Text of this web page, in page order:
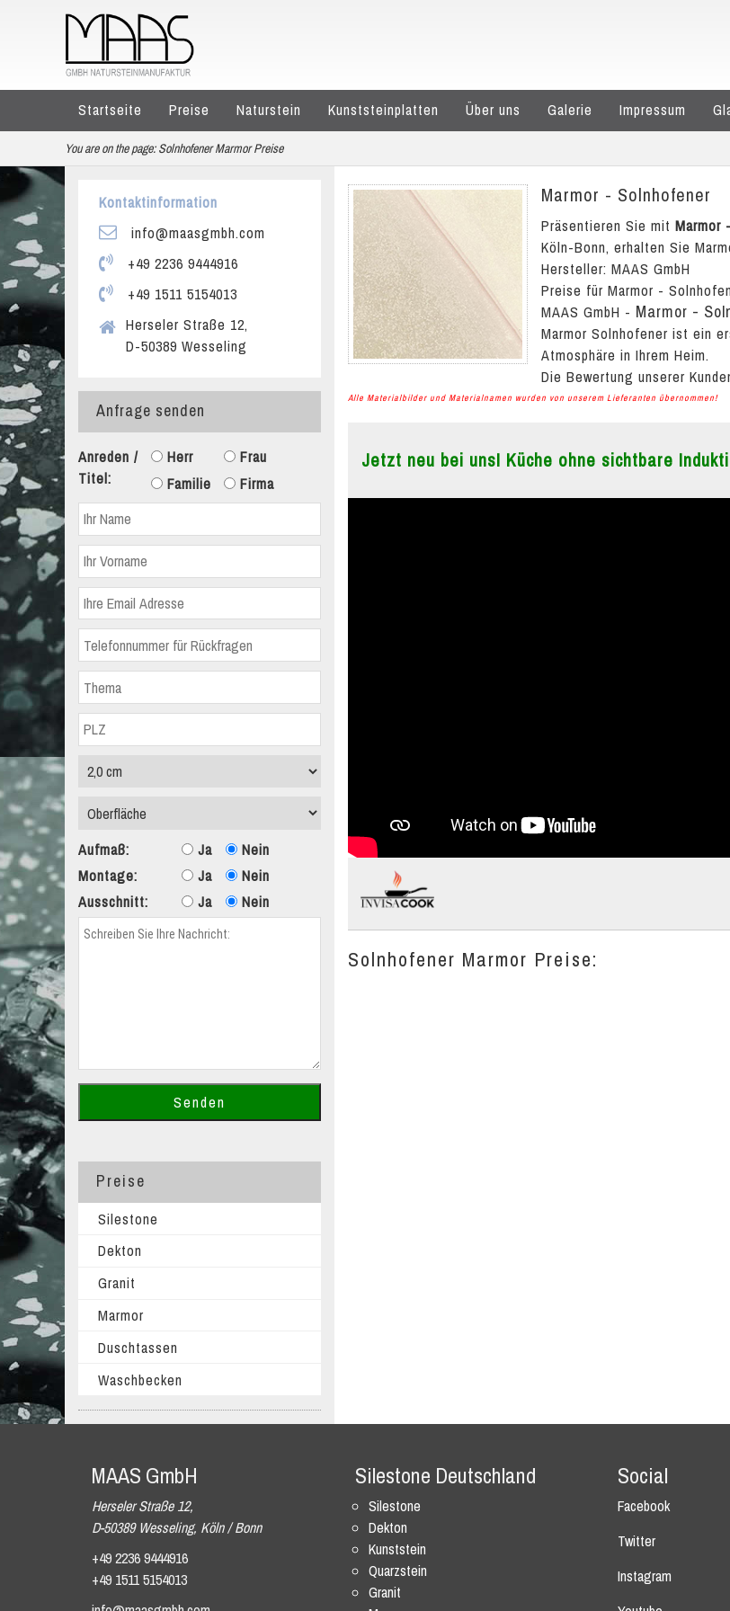
Startseite Preise Naturstein Kunststeinplatten Über uns Galerie Impressum
You are on the page: Solnhofener Marmor Preise
Marmor - Solnhofener
Präsentieren Sie mit Marmor
Köln-Bonn, erhalten Sie
Hersteller: MAAS GmbH
Preise für Marmor -
MAAS GmbH - Marmor -
Marmor Solnhofener ist ein
Atmosphäre in Ihrem Heim.
Die Bewertung unserer
Alle Materialbilder und Materialnamen wurden von unserem Lieferanten übernommen!
Jetzt neu bei uns! Küche ohne sichtbare
Solnhofener Marmor Preise:
Kontaktinformation
info@maasgmbh.com
+49 2236 9444916
+49 1511 5154013
Herseler Straße 12,
D-50389 Wesseling
Anfrage senden
Anreden /
Titel:
Herr
Frau
Familie
Firma
Aufmaß: Ja
Nein
Montage:
Ja
Nein
Ausschnitt:
Ja Nein
Preise
Silestone
Dekton
Granit
Marmor
Duschtassen
Waschbecken
MAAS GmbH
Herseler Straße 12,
D-50389 Wesseling, Köln / Bonn
+49 2236 9444916
+49 1511 5154013
Silestone Deutschland
Silestone
Dekton
Kunststein
Quarzstein
Granit
Social
Facebook
Twitter
Instagram